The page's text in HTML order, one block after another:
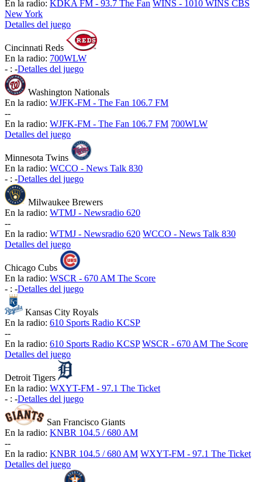
En la radio: KDKA FM - 93.7 The Fan WINS - 1010 WINS CBS
New York
Detalles del juego
Cincinnati Reds
En la radio: 700WLW
- : -Detalles del juego
Washington Nationals
En la radio: WJFK-FM - The Fan 106.7 FM
--
En la radio: WJFK-FM - The Fan 106.7 FM 700WLW
Detalles del juego
Minnesota Twins
En la radio: WCCO - News Talk 830
- : -Detalles del juego
Milwaukee Brewers
En la radio: WTMJ - Newsradio 620
--
En la radio: WTMJ - Newsradio 620 WCCO - News Talk 830
Detalles del juego
Chicago Cubs
En la radio: WSCR - 670 AM The Score
- : -Detalles del juego
Kansas City Royals
En la radio: 610 Sports Radio KCSP
--
En la radio: 610 Sports Radio KCSP WSCR - 670 AM The Score
Detalles del juego
Detroit Tigers
En la radio: WXYT-FM - 97.1 The Ticket
- : -Detalles del juego
San Francisco Giants
En la radio: KNBR 104.5 / 680 AM
--
En la radio: KNBR 104.5 / 680 AM WXYT-FM - 97.1 The Ticket
Detalles del juego